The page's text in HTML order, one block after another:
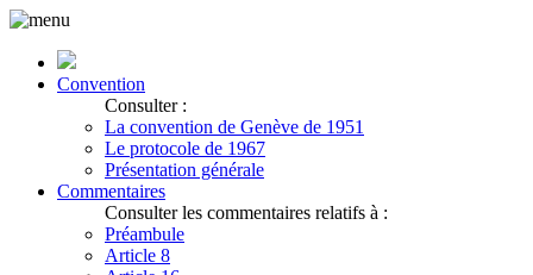
Convention
Consulter :
La convention de Genève de 1951
Le protocole de 1967
Présentation générale
Commentaires
Consulter les commentaires relatifs à :
Préambule
Article 8